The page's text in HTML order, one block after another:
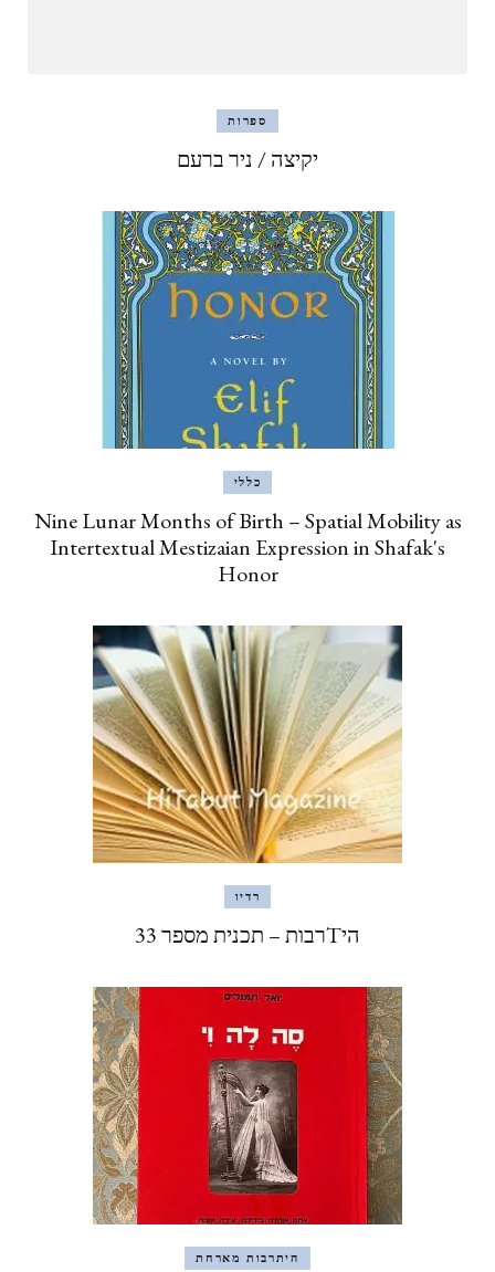
ספרות
יקיצה / ניר ברעם
כללי
Nine Lunar Months of Birth – Spatial Mobility as
Intertextual Mestizaian Expression in Shafak's
Honor
רדיו
היTרבות – תכנית מספר 33
היתרבות מארחת